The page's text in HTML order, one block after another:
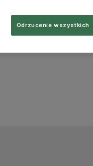
Odrzucenie wszystkich